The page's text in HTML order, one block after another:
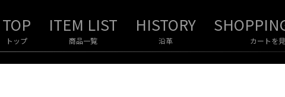
トップ 商品一覧 沿革 カートを